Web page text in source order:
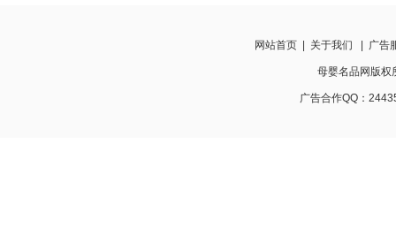
网站首页 关于我们 广告
母婴名品网版
广告合作QQ：